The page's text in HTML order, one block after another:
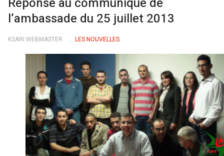
l’ambassade du 25 juillet 2013
KSARI WEBMASTER LES NOUVELLES